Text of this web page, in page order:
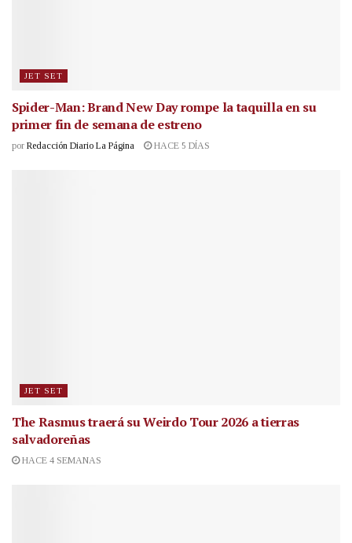
JET SET
Spider-Man: Brand New Day rompe la taquilla en su
primer fin de semana de estreno
por Redacción Diario La Página HACE 5 DÍAS
JET SET
The Rasmus traerá su Weirdo Tour 2026 a tierras
salvadoreñas
HACE 4 SEMANAS